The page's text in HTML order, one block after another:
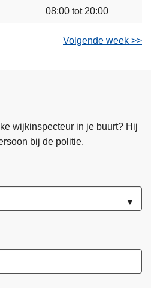
08:00 tot 20:00
Volgende week >>
wijkinspecteur in je buurt? Hij
bij de politie.
▼